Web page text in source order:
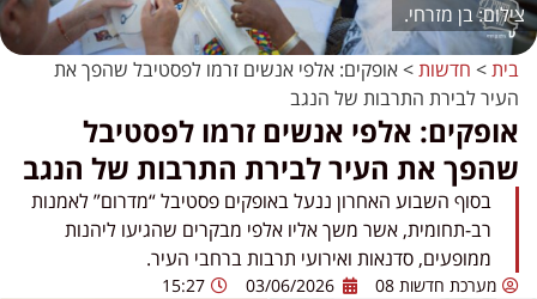
בן מזרחי.
בית> חדשות>אופקים: אלפי אנשים זרמו לפסטיבל שהפך את
העיר לבירת התרבות של הנגב
אופקים: אלפי אנשים זרמו לפסטיבל
שהפך את העיר לבירת התרבות של הנגב
בסוף השבוע האחרון ננעל באופקים פסטיבל “מדרום” לאמנות
רב-תחומית, אשר משך אליו אלפי מבקרים שהגיעו ליהנות
ממופעים, סדנאות ואירועי תרבות ברחבי העיר.
מערכת חדשות 08 03/06/2026
15:27